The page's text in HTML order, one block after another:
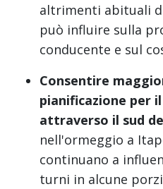
altrimenti abituali
può influire sulla
conducente e sul
Consentire
pianificazione per
attraverso il sud
nell'ormeggio a
continuano a
turni in alcune